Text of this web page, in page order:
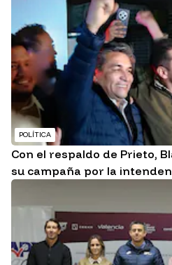
POLÍTICA
Con el respaldo de Prieto,
su campaña por la